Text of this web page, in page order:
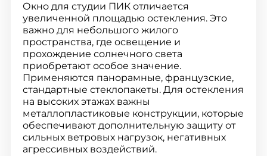
Окно для студии ПИК отличается
увеличенной площадью остекления. Это
важно для небольшого жилого
пространства, где освещение и
прохождение солнечного света
приобретают особое значение.
Применяются панорамные, французские,
стандартные стеклопакеты. Для остекления
на высоких этажах важны
металлопластиковые конструкции, которые
обеспечивают дополнительную защиту от
сильных ветровых нагрузок, негативных
агрессивных воздействий.